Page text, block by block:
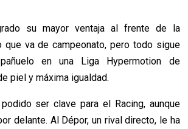
su mayor ventaja al frente de la
que va de campeonato, pero todo sigue
en una Liga Hypermotion de
piel y máxima igualdad.
ser clave para el Racing, aunque
delante. Al Dépor, un rival directo, le ha